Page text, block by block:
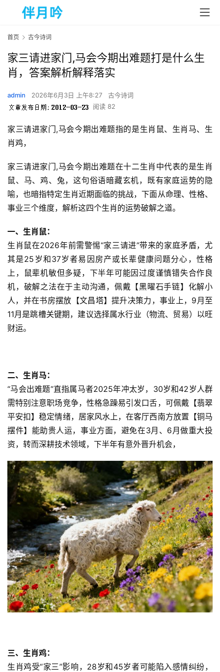
首页 古今诗词
家三请进家门,马会今期出难题打是什么生
肖，答案解析解释落实
admin 2026年6月3日 上午8:27
古今诗词
阅读 82
家三请进家门,马会今期出难题指的是生肖鼠、生肖马、生
肖鸡，
家三请进家门,马会今期出难题在十二生肖中代表的是生肖
鼠、马、鸡、兔，这句俗语暗藏玄机，既有家庭运势的隐
喻，也暗指特定生肖近期面临的挑战，下面从命理、性格、
事业三个维度，解析这四个生肖的运势破解之道。
一、生肖鼠：
生肖鼠在2026年前需警惕“家三请进”带来的家庭矛盾，尤
其是25岁和37岁者易因房产或长辈健康问题分心，性格
上，鼠辈机敏但多疑，下半年可能因过度谨慎错失合作良
机，破解之法在于主动沟通，佩戴【黑曜石手链】化解小
人，并在书房摆放【文昌塔】提升决策力，事业上，9月至
11月是跳槽关键期，建议选择属水行业（物流、贸易）以旺
财运。
二、生肖马：
“马会出难题”直指属马者2025年冲太岁，30岁和42岁人群
需特别注意职场竞争，性格急躁易引发口舌，可佩戴【翡翠
平安扣】稳定情绪，居家风水上，在客厅西南方放置【铜马
摆件】能助贵人运，事业方面，避免在3月、6月做重大投
资，转而深耕技术领域，下半年有意外晋升机会，
三、生肖鸡：
生肖鸡受“家三”影响，28岁和45岁者可能陷入感情纠纷，